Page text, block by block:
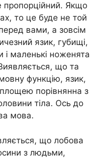
пропорційний. Якщо
то це буде не той
вами, а зовсім
язик, губищі,
і маленькі ноженята
що та
функцію, язик,
порівнянна з
тіла. Ось до
мова.
що лобова
з людьми,